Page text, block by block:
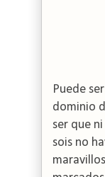
Puede
dominio
ser que
sois no